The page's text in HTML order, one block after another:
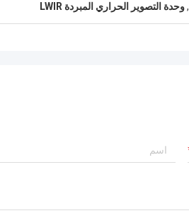
,وحدة التصوير الحراري المبردة LWIR